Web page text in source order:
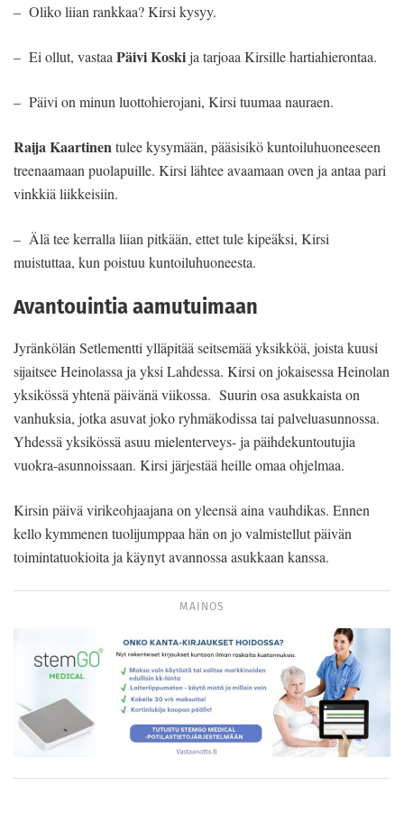
– Oliko liian rankkaa? Kirsi kysyy.
– Ei ollut, vastaa Päivi Koskija tarjoaa Kirsille hartiahierontaa.
– Päivi on minun luottohierojani, Kirsi tuumaa nauraen.
Raija Kaartinentulee kysymään, pääsisikö kuntoiluhuoneeseen
treenaamaan puolapuille. Kirsi lähtee avaamaan oven ja antaa pari
vinkkiä liikkeisiin.
– Älä tee kerralla liian pitkään, ettet tule kipeäksi, Kirsi
muistuttaa, kun poistuu kuntoiluhuoneesta.
Avantouintia aamutuimaan
Jyränkölän Setlementti ylläpitää seitsemää yksikköä, joista kuusi
sijaitsee Heinolassa ja yksi Lahdessa. Kirsi on jokaisessa Heinolan
yksikössä yhtenä päivänä viikossa. Suurin osa asukkaista on
vanhuksia, jotka asuvat joko ryhmäkodissa tai palveluasunnossa.
Yhdessä yksikössä asuu mielenterveys- ja päihdekuntoutujia
vuokra-asunnoissaan. Kirsi järjestää heille omaa ohjelmaa.
Kirsin päivä virikeohjaajana on yleensä aina vauhdikas. Ennen
kello kymmenen tuolijumppaa hän on jo valmistellut päivän
toimintatuokioita ja käynyt avannossa asukkaan kanssa.
MAINOS